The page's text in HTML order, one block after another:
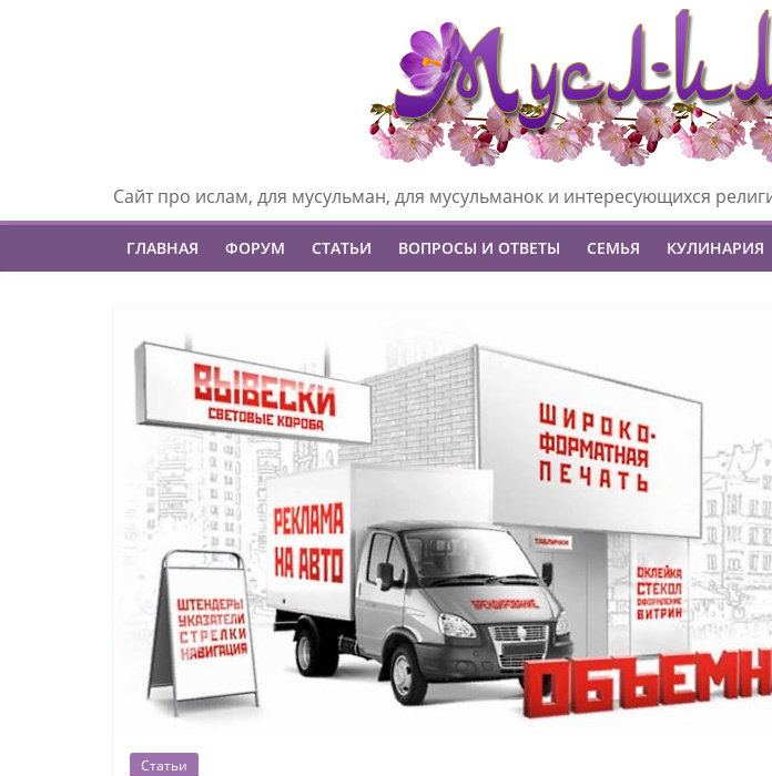
Сайт про ислам, для мусульман, для мусульманок и интересующихся
ГЛАВНАЯ ФОРУМ СТАТЬИ ВОПРОСЫ И ОТВЕТЫ СЕМЬЯ КУЛИНАРИЯ
Статьи